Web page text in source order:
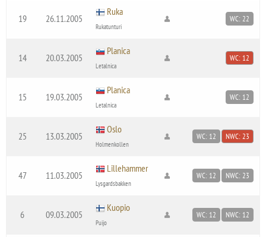
19 26.11.2005
Ruka
Rukatunturi
WC: 22
14 20.03.2005
Planica
Letalnica
WC: 12
15 19.03.2005
Planica
Letalnica
WC: 12
25 13.03.2005
Oslo
Holmenkollen
WC: 12 NWC: 23
47 11.03.2005
Lillehammer
Lysgardsbakken
WC: 12 NWC: 23
6 09.03.2005
Kuopio
Puijo
WC: 12 NWC: 12